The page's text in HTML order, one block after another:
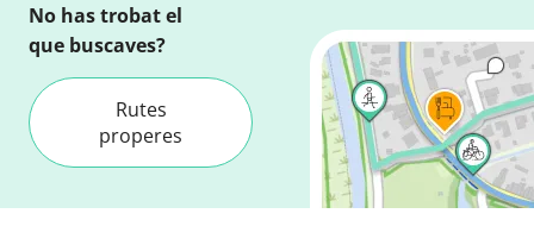
No has trobat el
que buscaves?
Rutes
properes